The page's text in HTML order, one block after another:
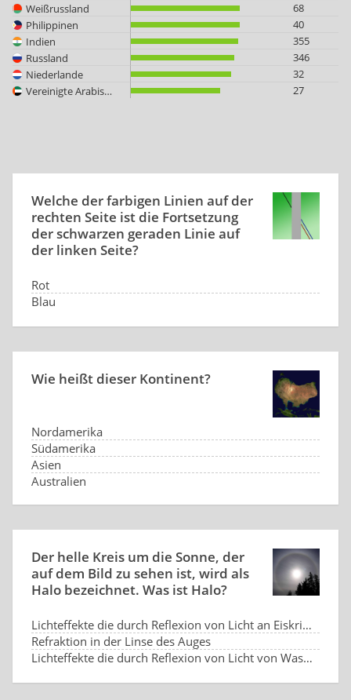
Weißrussland
68
Philippinen
40
Indien
355
Russland
346
Niederlande
32
Vereinigte Arabische Emirate
27
Welche der farbigen Linien auf der
rechten Seite ist die Fortsetzung
der schwarzen geraden Linie auf
der linken Seite?
Rot
Blau
Wie heißt dieser Kontinent?
Nordamerika
Südamerika
Asien
Australien
Der helle Kreis um die Sonne, der
auf dem Bild zu sehen ist, wird als
Halo bezeichnet. Was ist Halo?
Lichteffekte die durch Reflexion von Licht an Eiskristallen entstehen.
Refraktion in der Linse des Auges
Lichteffekte die durch Reflexion von Licht von Wassertropfen